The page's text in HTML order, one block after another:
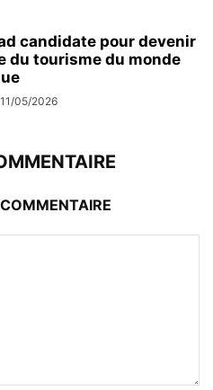
candidate pour devenir
du tourisme du monde
11/05/2026